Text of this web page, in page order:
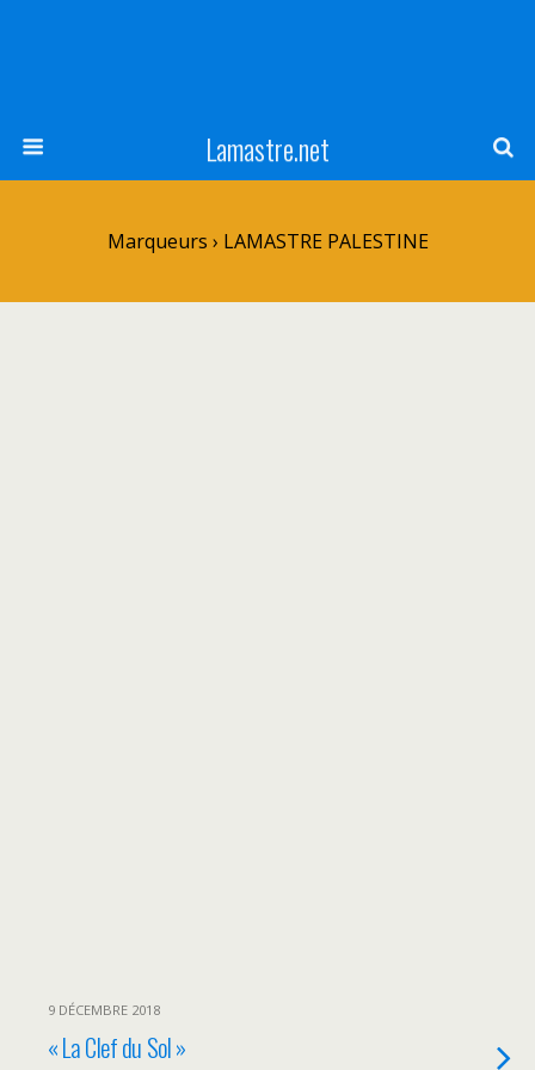
Lamastre.net
Marqueurs › LAMASTRE PALESTINE
9 DÉCEMBRE 2018
« La Clef du Sol »